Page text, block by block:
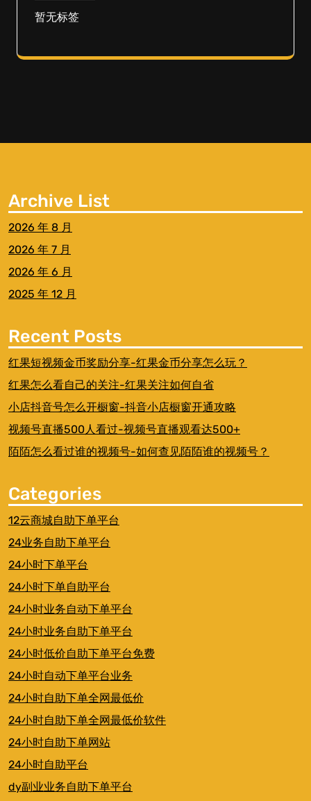
暂无标签
Archive List
2026 年 8 月
2026 年 7 月
2026 年 6 月
2025 年 12 月
Recent Posts
红果短视频金币奖励分享-红果金币分享怎么玩？
红果怎么看自己的关注-红果关注如何自省
小店抖音号怎么开橱窗-抖音小店橱窗开通攻略
视频号直播500人看过-视频号直播观看达500+
陌陌怎么看过谁的视频号-如何查见陌陌谁的视频号？
Categories
12云商城自助下单平台
24业务自助下单平台
24小时下单平台
24小时下单自助平台
24小时业务自动下单平台
24小时业务自助下单平台
24小时低价自助下单平台免费
24小时自动下单平台业务
24小时自助下单全网最低价
24小时自助下单全网最低价软件
24小时自助下单网站
24小时自助平台
dy副业业务自助下单平台